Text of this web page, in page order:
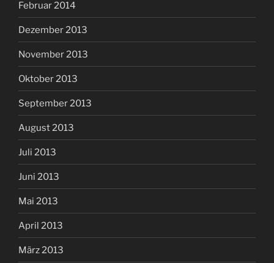
Februar 2014
Dezember 2013
November 2013
Oktober 2013
September 2013
August 2013
Juli 2013
Juni 2013
Mai 2013
April 2013
März 2013